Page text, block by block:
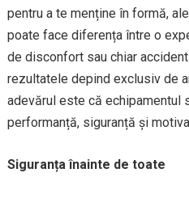
pentru a te menține în formă,
poate face diferența între o
de disconfort sau chiar
rezultatele depind exclusiv de
adevărul este că echipamentul
performanță, siguranță și
Siguranța înainte de toate